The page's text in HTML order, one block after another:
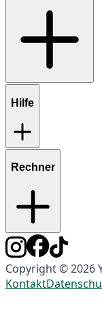
Hilfe
Rechner
Copyright © 2026
Kontakt